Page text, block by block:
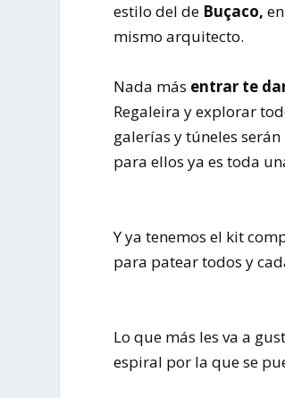
estilo del de Buçaco,
mismo arquitecto.
Nada más entrar te
Regaleira y explorar
galerías y túneles
para ellos ya es toda
Y ya tenemos el kit
para patear todos y
Lo que más les va a
espiral por la que se